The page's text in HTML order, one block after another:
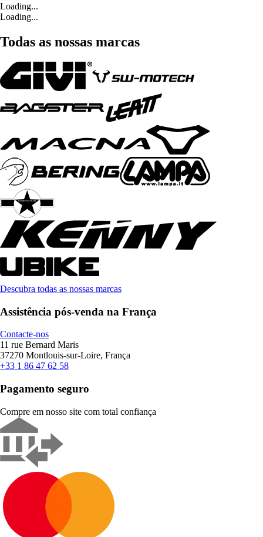
Loading...
Loading...
Todas as nossas marcas
Descubra todas as nossas marcas
Assistência pós-venda na França
Contacte-nos
11 rue Bernard Maris
37270 Montlouis-sur-Loire, França
+33 1 86 47 62 58
Pagamento seguro
Compre em nosso site com total confiança